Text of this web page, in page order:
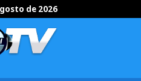
de 2026